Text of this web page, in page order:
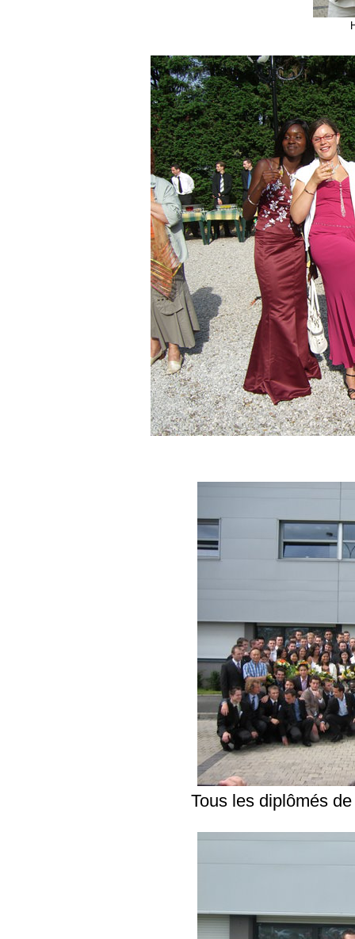
Tous les diplômés